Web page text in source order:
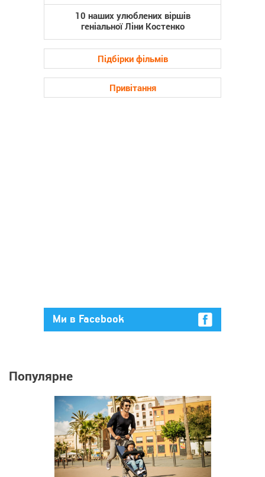
10 наших улюблених віршів
геніальної Ліни Костенко
Підбірки фільмів
Привітання
Ми в Facebook
Популярне
723